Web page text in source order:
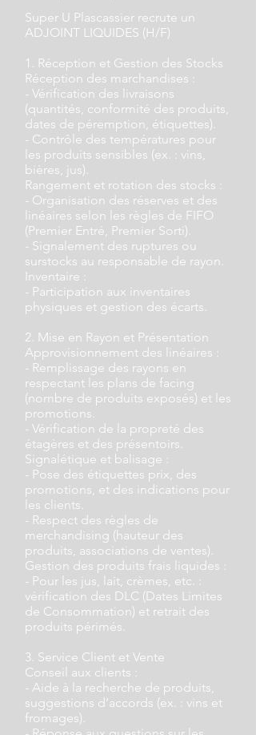
Super U Plascassier recrute un
ADJOINT LIQUIDES (H/F)
1. Réception et Gestion des Stocks
Réception des marchandises :
- Vérification des livraisons
(quantités, conformité des produits,
dates de péremption, étiquettes).
- Contrôle des températures pour
les produits sensibles (ex. : vins,
bières, jus).
Rangement et rotation des stocks :
- Organisation des réserves et des
linéaires selon les règles de FIFO
(Premier Entré, Premier Sorti).
- Signalement des ruptures ou
surstocks au responsable de rayon.
Inventaire :
- Participation aux inventaires
physiques et gestion des écarts.
2. Mise en Rayon et Présentation
Approvisionnement des linéaires :
- Remplissage des rayons en
respectant les plans de facing
(nombre de produits exposés) et les
promotions.
- Vérification de la propreté des
étagères et des présentoirs.
Signalétique et balisage :
- Pose des étiquettes prix, des
promotions, et des indications pour
les clients.
- Respect des règles de
merchandising (hauteur des
produits, associations de ventes).
Gestion des produits frais liquides :
- Pour les jus, lait, crèmes, etc. :
vérification des DLC (Dates Limites
de Consommation) et retrait des
produits périmés.
3. Service Client et Vente
Conseil aux clients :
- Aide à la recherche de produits,
suggestions d’accords (ex. : vins et
fromages).